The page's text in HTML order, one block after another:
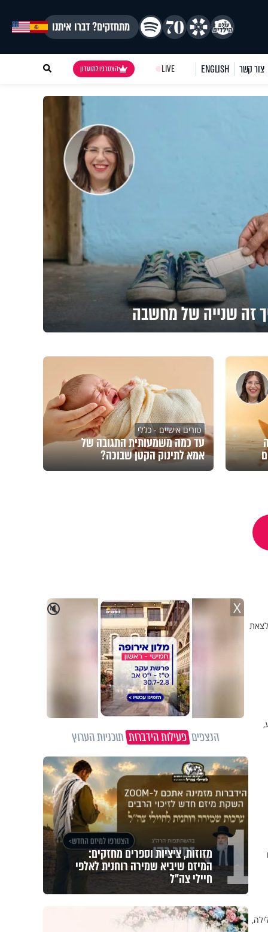
מתחזקים? דברו איתנו
צור קשר ENGLISH
LIVE הצטרפו למועדון
זה שנייה של מחשבה
טורים אישיים - כללי
עד כמה משמעותית התגובה של
אמא לתינוק הקטן שבוכה?
🔇 X
הנצפיםפעילות הידברותתוכניות הערוץ
1 מזוזות, ציציות וספרים מחזקים:
המיזם שיביא שמירה רוחנית לאלפי
חיילי צה"ל